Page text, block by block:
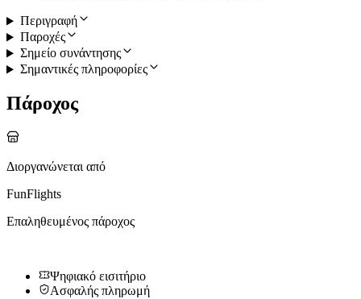
Περιγραφή
Παροχές
Σημείο συνάντησης
Σημαντικές πληροφορίες
Πάροχος
Διοργανώνεται από
FunFlights
Επαληθευμένος πάροχος
Ψηφιακό εισιτήριο
Ασφαλής πληρωμή